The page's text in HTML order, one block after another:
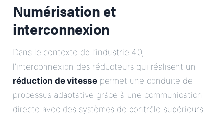
Numérisation et
interconnexion
Dans le contexte de l’industrie 4.0,
l’interconnexion des réducteurs qui réalisent un
réduction de vitesse permet une conduite de
processus adaptative grâce à une communication
directe avec des systèmes de contrôle supérieurs.